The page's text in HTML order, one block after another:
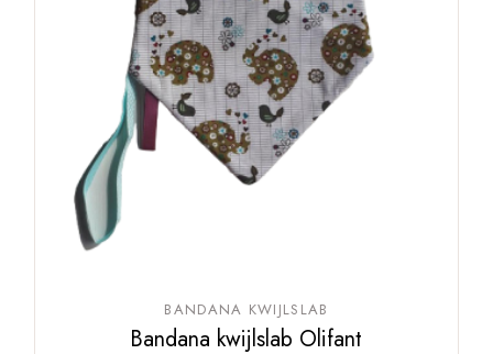
BANDANA KWIJLSLAB
Bandana kwijlslab Olifant